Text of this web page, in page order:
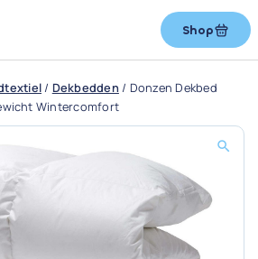
Shop
/ Dekbedden/ Donzen Dekbed
Wintercomfort